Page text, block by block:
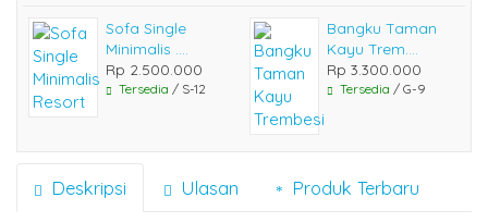
Sofa Single
Minimalis ....
Rp 2.500.000
Tersedia / S-12
Bangku Taman
Kayu Trem....
Rp 3.300.000
Tersedia / G-9
Deskripsi Ulasan Produk Terbaru